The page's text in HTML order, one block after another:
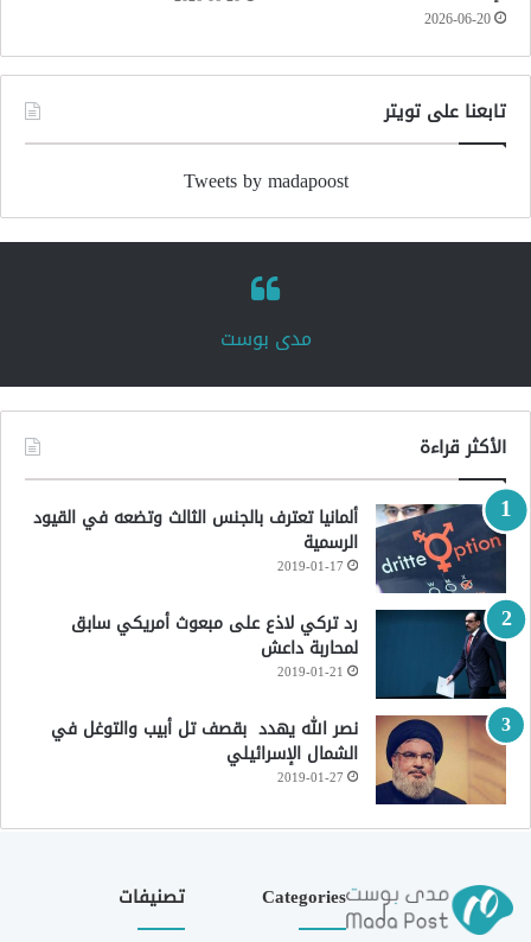
2026-06-20
تابعنا على تويتر
Tweets by madapoost
‏مدى بوست‏
الأكثر قراءة
ألمانيا تعترف بالجنس الثالث وتضعه في القيود
الرسمية
2019-01-17
رد تركي لاذع على مبعوث أمريكي سابق
لمحاربة داعش
2019-01-21
نصر الله يهدد بقصف تل أبيب والتوغل في
الشمال الإسرائيلي
2019-01-27
Categories تصنيفات